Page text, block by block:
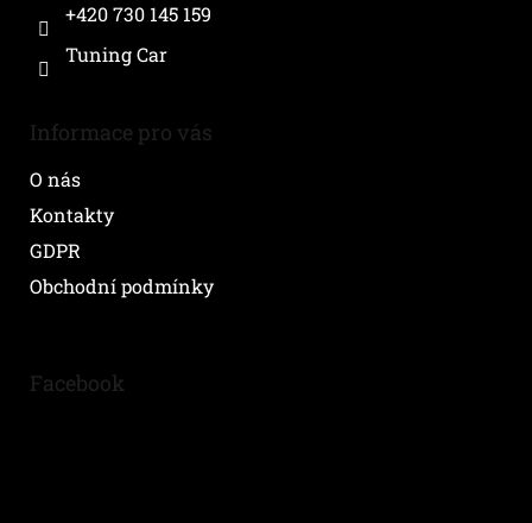
+420 730 145 159
Tuning Car
Informace pro vás
O nás
Kontakty
GDPR
Obchodní podmínky
Facebook